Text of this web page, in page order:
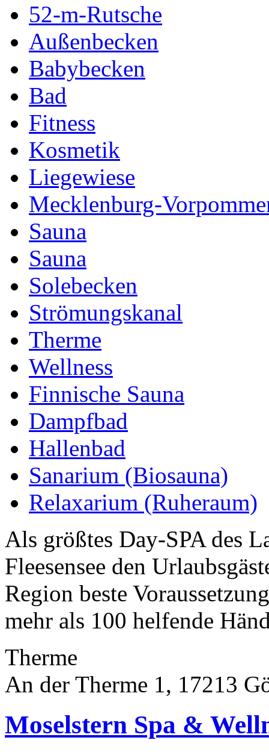
52-m-Rutsche
Außenbecken
Babybecken
Bad
Fitness
Kosmetik
Liegewiese
Mecklenburg-
Sauna
Sauna
Solebecken
Strömungskanal
Therme
Wellness
Finnische Sauna
Dampfbad
Hallenbad
Sanarium (Biosauna)
Relaxarium (Ruheraum)
Als größtes Day-SPA des
Fleesensee den
Region beste
mehr als 100 helfende
Therme
An der Therme 1, 17213
Moselstern Spa &